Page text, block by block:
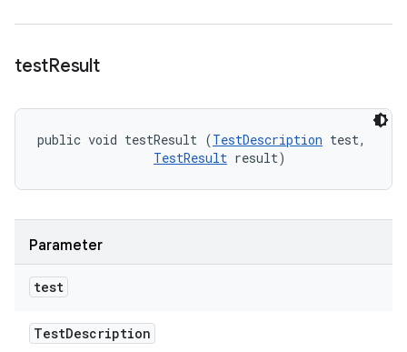
testResult
public void testResult (TestDescription test,
TestResult result)
Parameter
test
TestDescription